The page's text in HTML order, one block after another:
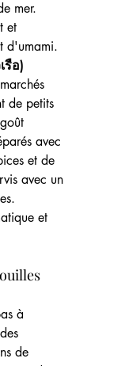
mer.
et
d'umami.
รือ)
de petits
avec
et de
avec un
et
à
de